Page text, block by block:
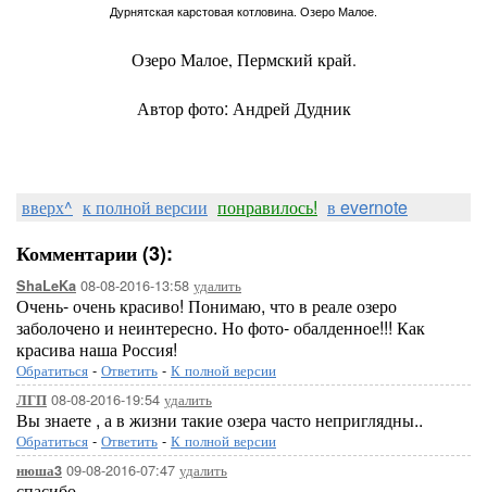
Дурнятская карстовая котловина. Озеро Малое.
Озеро Малое, Пермский край.
Автор фото: Андрей Дудник
вверх^ к полной версии понравилось! в evernote
Комментарии (3):
ShaLeKa 08-08-2016-13:58 удалить
Очень- очень красиво! Понимаю, что в реале озеро
заболочено и неинтересно. Но фото- обалденное!!! Как
красива наша Россия!
Обратиться - Ответить - К полной версии
ЛГП 08-08-2016-19:54 удалить
Вы знаете , а в жизни такие озера часто неприглядны..
Обратиться - Ответить - К полной версии
нюша3 09-08-2016-07:47 удалить